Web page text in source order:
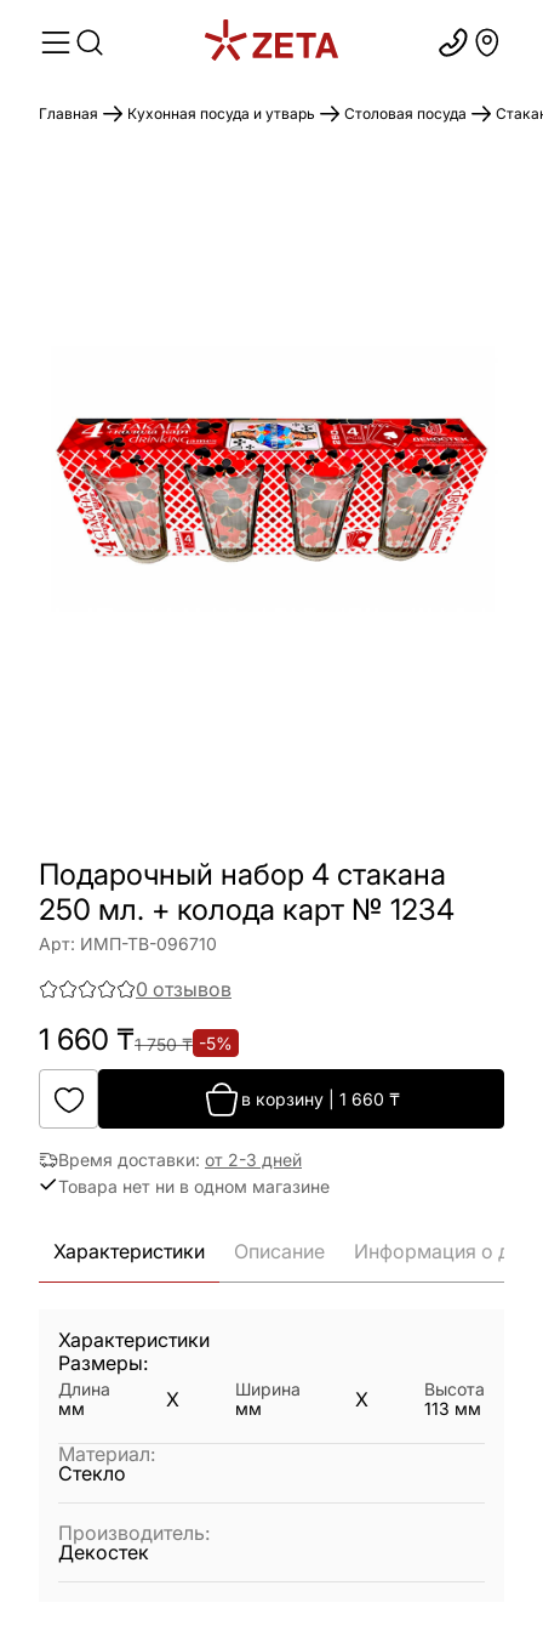
Главная Кухонная посуда и утварь Столовая посуда
Подарочный набор 4 стакана
250 мл. + колода карт № 1234
Арт: ИМП-ТВ-096710
0 отзывов
1 660 ₸1 750₸ -5%
в корзину 1 660 ₸
Время доставки: от 2-3 дней
Товара нет ни в одном магазине
Характеристики Описание Информация о
Характеристики
Размеры:
Длина
мм
X
Ширина
мм
X
Высота
113 мм
Материал:
Стекло
Производитель:
Декостек